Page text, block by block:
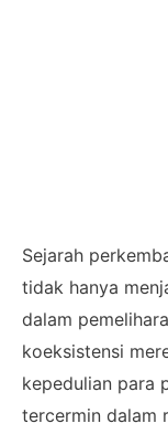
Sejarah
tidak hanya
dalam
koeksistensi
kepedulian para
tercermin dalam